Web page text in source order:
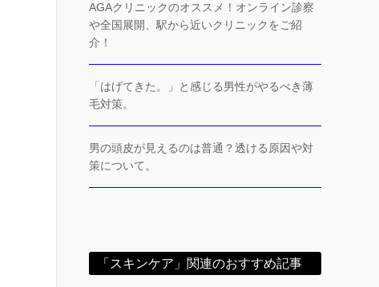
AGAクリニックのオススメ！オンライン診察
や全国展開、駅から近いクリニックをご紹
介！
「はげてきた。」と感じる男性がやるべき薄
毛対策。
男の頭皮が見えるのは普通？透ける原因や対
策について。
「スキンケア」関連のおすすめ記事